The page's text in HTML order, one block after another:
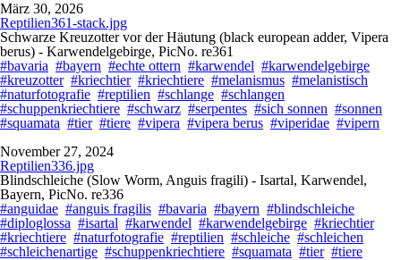
März 30, 2026
Reptilien361-stack.jpg
Schwarze Kreuzotter vor der Häutung (black european adder, Vipera
berus) - Karwendelgebirge, PicNo. re361
#bavaria #bayern #echte ottern #karwendel #karwendelgebirge
#kreuzotter #kriechtier #kriechtiere #melanismus #melanistisch
#naturfotografie #reptilien #schlange #schlangen
#schuppenkriechtiere #schwarz #serpentes #sich sonnen #sonnen
#squamata #tier #tiere #vipera #vipera berus #viperidae #vipern
November 27, 2024
Reptilien336.jpg
Blindschleiche (Slow Worm, Anguis fragili) - Isartal, Karwendel,
Bayern, PicNo. re336
#anguidae #anguis fragilis #bavaria #bayern #blindschleiche
#diploglossa #isartal #karwendel #karwendelgebirge #kriechtier
#kriechtiere #naturfotografie #reptilien #schleiche #schleichen
#schleichenartige #schuppenkriechtiere #squamata #tier #tiere